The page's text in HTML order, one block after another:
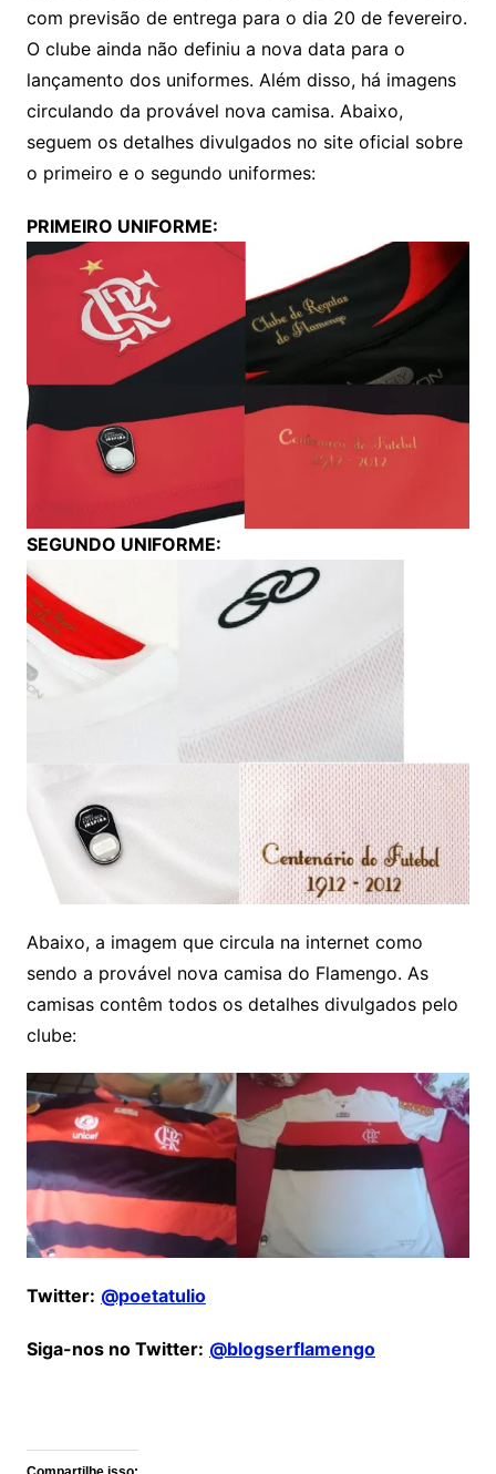
com previsão de entrega para o dia 20 de fevereiro.
O clube ainda não definiu a nova data para o
lançamento dos uniformes. Além disso, há imagens
circulando da provável nova camisa. Abaixo,
seguem os detalhes divulgados no site oficial sobre
o primeiro e o segundo uniformes:
PRIMEIRO UNIFORME:
SEGUNDO UNIFORME:
Abaixo, a imagem que circula na internet como
sendo a provável nova camisa do Flamengo. As
camisas contêm todos os detalhes divulgados pelo
clube:
Twitter: @poetatulio
Siga-nos no Twitter: @blogserflamengo